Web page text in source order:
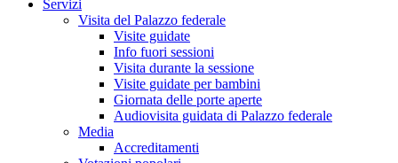
Servizi
Visita del Palazzo federale
Visite guidate
Info fuori sessioni
Visita durante la sessione
Visite guidate per bambini
Giornata delle porte aperte
Audiovisita guidata di Palazzo federale
Media
Accreditamenti